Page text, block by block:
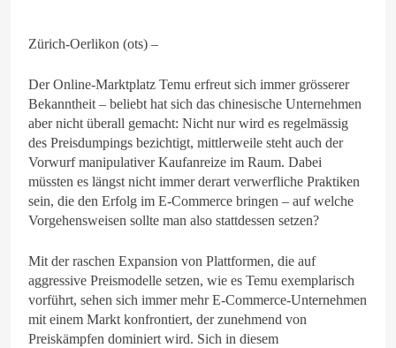
Zürich-Oerlikon (ots) –
Der Online-Marktplatz Temu erfreut sich immer grösserer
Bekanntheit – beliebt hat sich das chinesische Unternehmen
aber nicht überall gemacht: Nicht nur wird es regelmässig
des Preisdumpings bezichtigt, mittlerweile steht auch der
Vorwurf manipulativer Kaufanreize im Raum. Dabei
müssten es längst nicht immer derart verwerfliche Praktiken
sein, die den Erfolg im E-Commerce bringen – auf welche
Vorgehensweisen sollte man also stattdessen setzen?
Mit der raschen Expansion von Plattformen, die auf
aggressive Preismodelle setzen, wie es Temu exemplarisch
vorführt, sehen sich immer mehr E-Commerce-Unternehmen
mit einem Markt konfrontiert, der zunehmend von
Preiskämpfen dominiert wird. Sich in diesem